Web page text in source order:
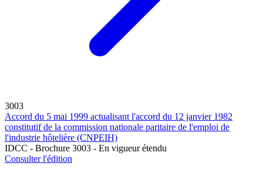
3003
Accord du 5 mai 1999 actualisant l'accord du 12 janvier 1982
constitutif de la commission nationale paritaire de l'emploi de
l'industrie hôtelière (CNPEIH)
IDCC - Brochure 3003 - En vigueur étendu
Consulter l'édition